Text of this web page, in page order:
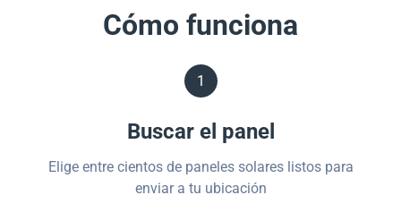
Cómo funciona
1
Buscar el panel
Elige entre cientos de paneles solares listos para
enviar a tu ubicación